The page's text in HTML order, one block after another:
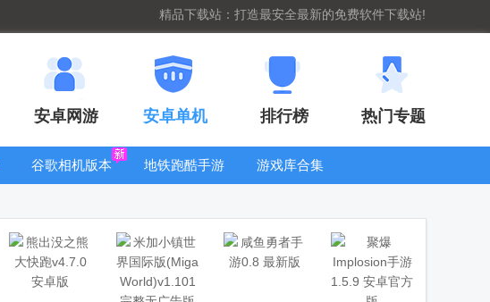
精品下载站：打造最安全最新的免费软件下载站!
安卓网游 安卓单机 排行榜 热门专题
谷歌相机版本
地铁跑酷手游
游戏库合集